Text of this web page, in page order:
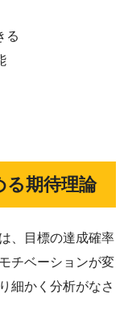
る
る期待理論
、目標の達成確率
チベーションが変
細かく分析がなさ